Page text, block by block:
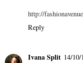
http://
Reply
Ivana Split 14/